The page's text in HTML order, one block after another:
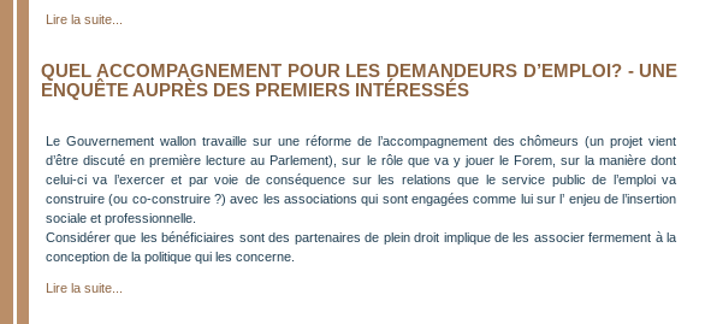
Lire la suite...
QUEL ACCOMPAGNEMENT POUR LES DEMANDEURS D’EMPLOI? - UNE
ENQUÊTE AUPRÈS DES PREMIERS INTÉRESSÉS
Le Gouvernement wallon travaille sur une réforme de l’accompagnement des chômeurs (un projet vient
d’être discuté en première lecture au Parlement), sur le rôle que va y jouer le Forem, sur la manière dont
celui-ci va l’exercer et par voie de conséquence sur les relations que le service public de l’emploi va
construire (ou co-construire ?) avec les associations qui sont engagées comme lui sur l’ enjeu de l’insertion
sociale et professionnelle.
Considérer que les bénéficiaires sont des partenaires de plein droit implique de les associer fermement à la
conception de la politique qui les concerne.
Lire la suite...